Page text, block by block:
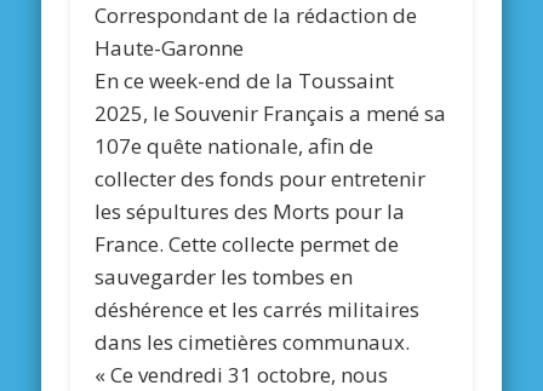
Correspondant de la rédaction de
Haute-Garonne
En ce week-end de la Toussaint
2025, le Souvenir Français a mené sa
107e quête nationale, afin de
collecter des fonds pour entretenir
les sépultures des Morts pour la
France. Cette collecte permet de
sauvegarder les tombes en
déshérence et les carrés militaires
dans les cimetières communaux.
« Ce vendredi 31 octobre, nous